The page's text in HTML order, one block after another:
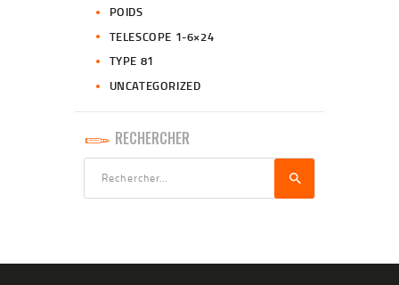
POIDS
TELESCOPE 1-6×24
TYPE 81
UNCATEGORIZED
RECHERCHER